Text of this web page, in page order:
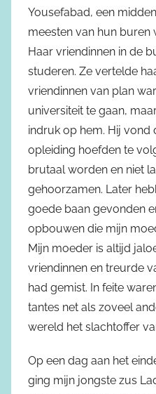
Yousefabad, een
meesten van hun buren
Haar vriendinnen in de
studeren. Ze vertelde
vriendinnen van plan
universiteit te gaan,
indruk op hem. Hij vond
opleiding hoefden te
brutaal worden en niet
gehoorzamen. Later
goede baan gevonden
opbouwen die mijn
Mijn moeder is altijd
vriendinnen en treurde
had gemist. In feite
tantes net als zoveel
wereld het slachtoffer
Op een dag aan het
ging mijn jongste zus